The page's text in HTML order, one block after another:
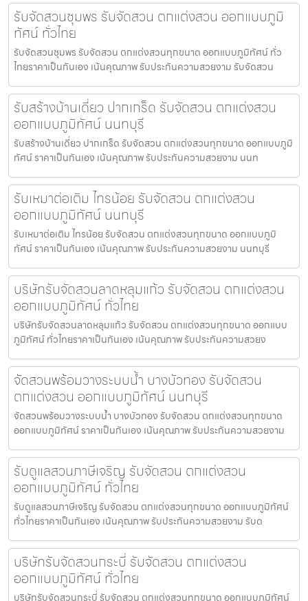
รับจัดสวนชุมพร รับจัดสวน ตกแต่งสวน ออกแบบภูมิ
ทัศน์ ทั่วไทย
รับจัดสวนชุมพร รับจัดสวน ตกแต่งสวนทุกขนาด ออกแบบภูมิทัศน์ ทั่ว
ไทยราคาเป็นกันเอง เน้นคุณภาพ รับประกันความสวยงาม รับจัดสวน
รับสร้างบ้านเดี่ยว ปากเกร็ด รับจัดสวน ตกแต่งสวน
ออกแบบภูมิทัศน์ นนทบุรี
รับสร้างบ้านเดี่ยว ปากเกร็ด รับจัดสวน ตกแต่งสวนทุกขนาด ออกแบบภูมิ
ทัศน์ ราคาเป็นกันเอง เน้นคุณภาพ รับประกันความสวยงาม นนท
รับเหมาต่อเติม ไทรน้อย รับจัดสวน ตกแต่งสวน
ออกแบบภูมิทัศน์ นนทบุรี
รับเหมาต่อเติม ไทรน้อย รับจัดสวน ตกแต่งสวนทุกขนาด ออกแบบภูมิ
ทัศน์ ราคาเป็นกันเอง เน้นคุณภาพ รับประกันความสวยงาม นนทบุรี
บริษัทรับจัดสวนลาดหลุมแก้ว รับจัดสวน ตกแต่งสวน
ออกแบบภูมิทัศน์ ทั่วไทย
บริษัทรับจัดสวนลาดหลุมแก้ว รับจัดสวน ตกแต่งสวนทุกขนาด ออกแบบ
ภูมิทัศน์ ทั่วไทยราคาเป็นกันเอง เน้นคุณภาพ รับประกันความสวยง
จัดสวนพร้อมวางระบบน้ำ บางบัวทอง รับจัดสวน
ตกแต่งสวน ออกแบบภูมิทัศน์ นนทบุรี
จัดสวนพร้อมวางระบบน้ำ บางบัวทอง รับจัดสวน ตกแต่งสวนทุกขนาด
ออกแบบภูมิทัศน์ ราคาเป็นกันเอง เน้นคุณภาพ รับประกันความสวยงาม
รับดูแลสวนภาษีเจริญ รับจัดสวน ตกแต่งสวน
ออกแบบภูมิทัศน์ ทั่วไทย
รับดูแลสวนภาษีเจริญ รับจัดสวน ตกแต่งสวนทุกขนาด ออกแบบภูมิทัศน์
ทั่วไทยราคาเป็นกันเอง เน้นคุณภาพ รับประกันความสวยงาม รับด
บริษัทรับจัดสวนกระบี่ รับจัดสวน ตกแต่งสวน
ออกแบบภูมิทัศน์ ทั่วไทย
บริษัทรับจัดสวนกระบี่ รับจัดสวน ตกแต่งสวนทุกขนาด ออกแบบภูมิทัศน์